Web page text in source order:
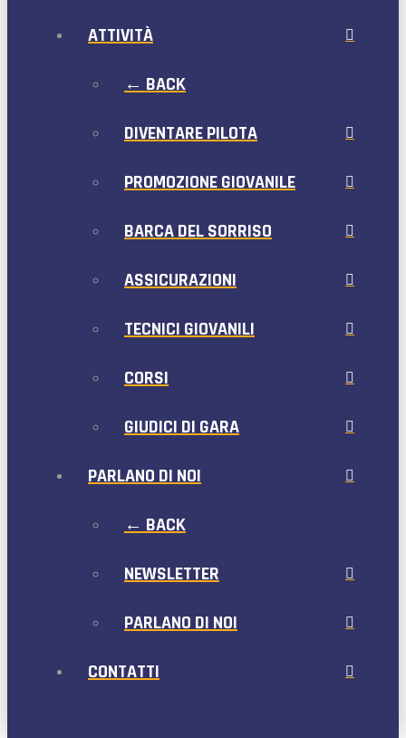
ATTIVITÀ
← BACK
DIVENTARE PILOTA
PROMOZIONE GIOVANILE
BARCA DEL SORRISO
ASSICURAZIONI
TECNICI GIOVANILI
CORSI
GIUDICI DI GARA
PARLANO DI NOI
← BACK
NEWSLETTER
PARLANO DI NOI
CONTATTI